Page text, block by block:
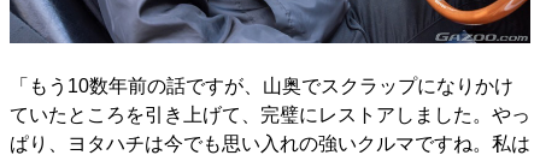
「もう10数年前の話ですが、山奥でスクラップになりかけ
ていたところを引き上げて、完璧にレストアしました。やっ
ぱり、ヨタハチは今でも思い入れの強いクルマですね。私は